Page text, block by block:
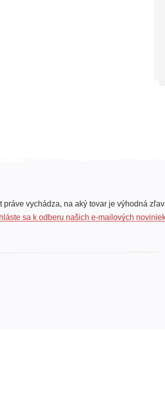
práve vychádza, na aký tovar je výhodná
sa k odberu našich e-mailových